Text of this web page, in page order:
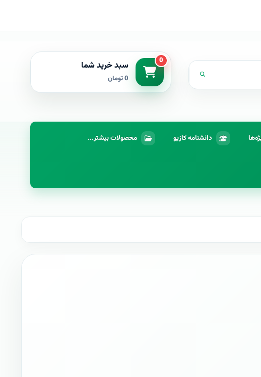
0 سبد خرید شما
0 تومان
دانشنامه کازیو محصولات بیشتر...